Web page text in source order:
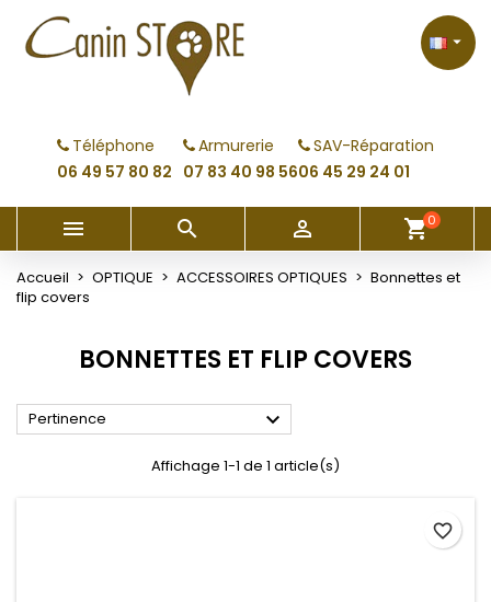
Téléphone
06 49 57 80 82
Armurerie
07 83 40 98 56
SAV-Réparation
06 45 29 24 01

   shopping_cart0
Accueil OPTIQUE ACCESSOIRES OPTIQUES
Bonnettes et
flip covers
BONNETTES ET FLIP COVERS
Pertinence 
Affichage 1-1 de 1 article(s)
favorite_border
My wishlists ×
Create new list
((modalTitle)) ×
((confirmMessage))
((cancelText)) ((modalDeleteText))
Créer une liste d'envies ×
Créer une liste d'envies
Connexion ×
Vous devez être connecté pour ajouter des produits